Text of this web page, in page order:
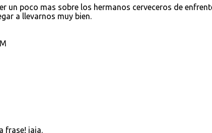
un poco mas sobre los hermanos cerveceros de
a llevarnos muy bien.
frase! jaja.